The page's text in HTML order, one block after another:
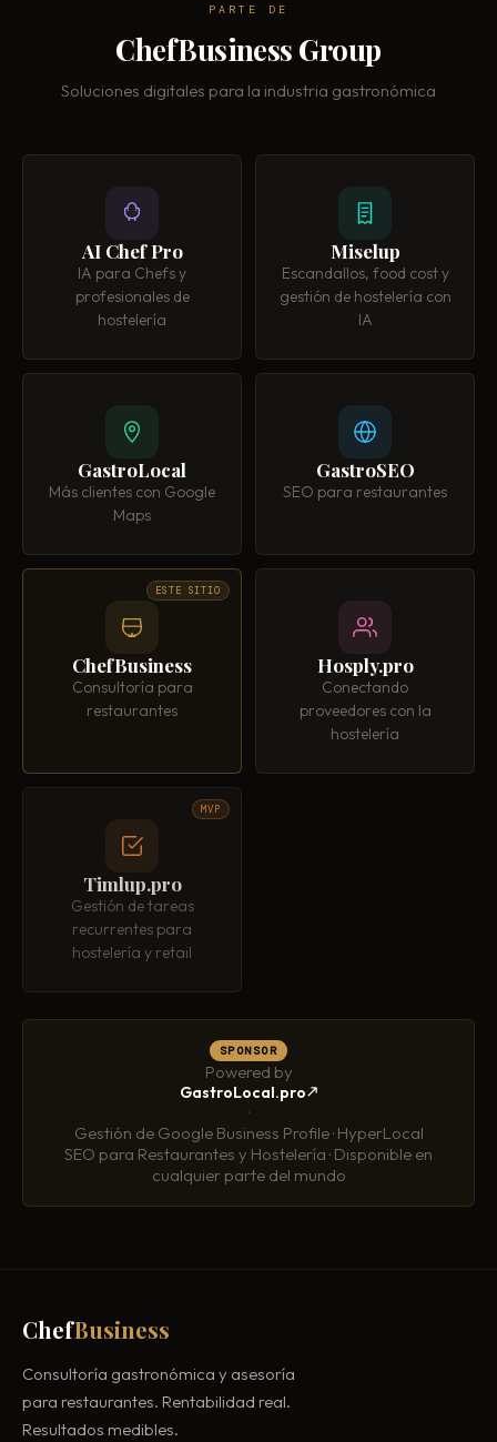
PARTE DE
ChefBusiness Group
Soluciones digitales para la industria gastronómica
AI Chef Pro
IA para Chefs y
profesionales de
hostelería
Miselup
Escandallos, food cost y
gestión de hostelería con
IA
GastroLocal
Más clientes con Google
Maps
GastroSEO
SEO para restaurantes
ChefBusiness
Consultoría para
restaurantes
ESTE SITIO
Hosply.pro
Conectando
proveedores con la
hostelería
Timlup.pro
Gestión de tareas
recurrentes para
hostelería y retail
MVP
SPONSOR
Powered by
GastroLocal.pro
·
Gestión de Google Business Profile · HyperLocal
SEO para Restaurantes y Hostelería · Disponible en
cualquier parte del mundo
ChefBusiness
Consultoría gastronómica y asesoría
para restaurantes. Rentabilidad real.
Resultados medibles.